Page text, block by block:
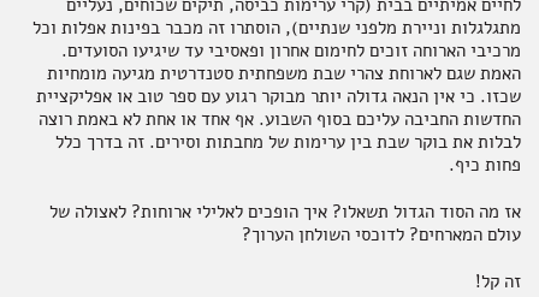
לחיים אמיתיים בבית (קרי ערימות כביסה, תיקים שכוחים, נעליים
מתגלגלות וניירת מלפני שנתיים), הוסתרו זה מכבר בפינות אפלות וכל
מרכיבי הארוחה זוכים לחימום אחרון ופאסיבי עד שיגיעו הסועדים.
האמת שגם לארוחת צהרי שבת משפחתית סטנדרטית מגיעה מומחיות
שכזו. כי אין הנאה גדולה יותר מבוקר רגוע עם ספר טוב או אפליקציית
החדשות החביבה עליכם בסוף השבוע. אף אחד או אחת לא באמת רוצה
לבלות את בוקר שבת בין ערימות של מחבתות וסירים. זה בדרך כלל
פחות כיף.
אז מה הסוד הגדול תשאלו? איך הופכים לאלילי ארוחות? לאצולה של
עולם המארחים? לדוכסי השולחן הערוך?
זה קל!
קפה ותה
ביצים וחלב
סלים ותיקים
נרות וריחות